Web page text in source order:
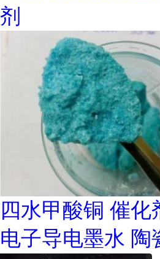
剂
四水甲酸铜 催化
电子导电墨水 陶